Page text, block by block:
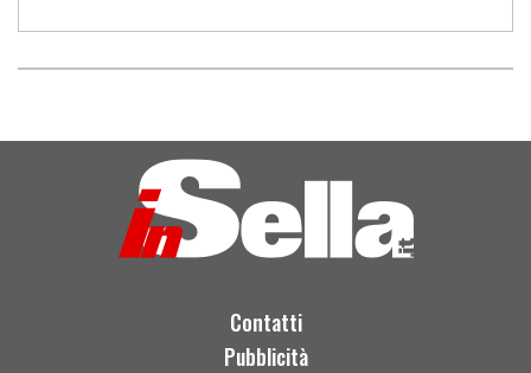
Contatti
Pubblicità